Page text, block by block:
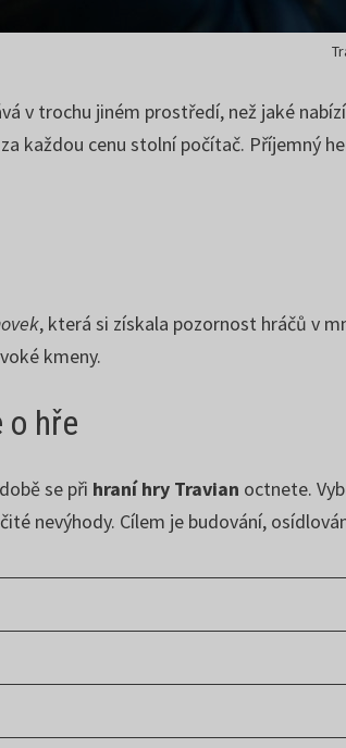
v trochu jiném prostředí, než jaké
každou cenu stolní počítač. Příjemný
, která si získala pozornost hráčů v
kmeny.
hře
se při hraní hry Travian octnete.
nevýhody. Cílem je budování,